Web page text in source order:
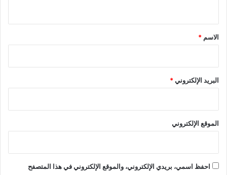
*
الاسم *
البريد الإلكتروني*
الموقع الإلكتروني
احفظ اسمي، بريدي الإلكتروني، والموقع الإلكتروني في هذا المتصفح